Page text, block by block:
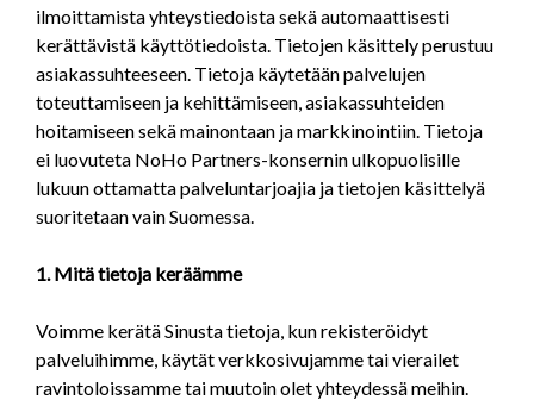
ilmoittamista yhteystiedoista sekä automaattisesti
kerättävistä käyttötiedoista. Tietojen käsittely perustuu
asiakassuhteeseen. Tietoja käytetään palvelujen
toteuttamiseen ja kehittämiseen, asiakassuhteiden
hoitamiseen sekä mainontaan ja markkinointiin. Tietoja
ei luovuteta NoHo Partners-konsernin ulkopuolisille
lukuun ottamatta palveluntarjoajia ja tietojen käsittelyä
suoritetaan vain Suomessa.
1. Mitä tietoja keräämme
Voimme kerätä Sinusta tietoja, kun rekisteröidyt
palveluihimme, käytät verkkosivujamme tai vierailet
ravintoloissamme tai muutoin olet yhteydessä meihin.